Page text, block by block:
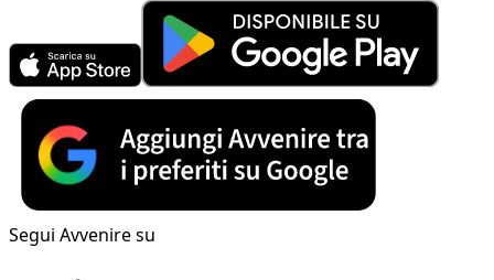
Segui Avvenire su